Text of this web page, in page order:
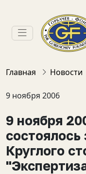
Главная Новости
9 ноября 2006
9 ноября
состоялось
Круглого